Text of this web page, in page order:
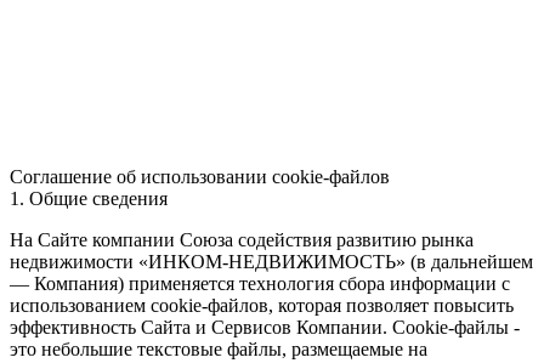
Соглашение об использовании cookie-файлов
1. Общие сведения
На Сайте компании Союза содействия развитию рынка
недвижимости «ИНКОМ-НЕДВИЖИМОСТЬ» (в дальнейшем
— Компания) применяется технология сбора информации с
использованием cookie-файлов, которая позволяет повысить
эффективность Сайта и Сервисов Компании. Сookie-файлы -
это небольшие текстовые файлы, размещаемые на